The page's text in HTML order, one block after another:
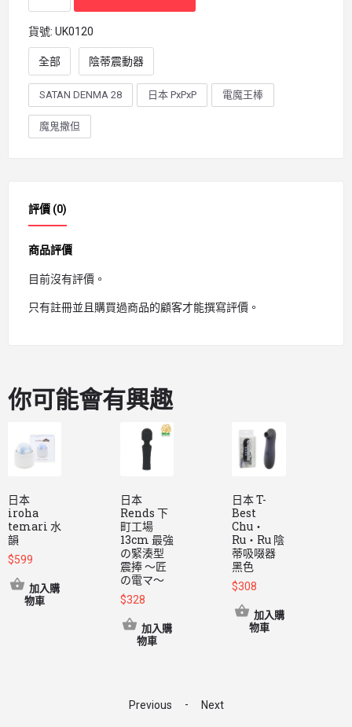
貨號: UK0120
全部 陰蒂震動器
SATAN DENMA 28 日本 PxPxP 電魔王棒
魔鬼撒但
評價 (0)
商品評價
目前沒有評價。
只有註冊並且購買過商品的顧客才能撰寫評價。
你可能會有興趣
日本
iroha
temari 水
韻
$599
加入購
物車
日本
Rends 下
町工場
13cm 最強
の緊湊型
震捧 ～匠
の電マ～
$328
加入購
物車
日本 T-
Best
Chu・
Ru・Ru 陰
蒂吸啜器
黑色
$308
加入購
物車
Previous - Next